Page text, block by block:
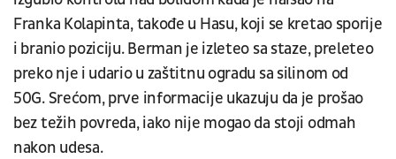
Franka Kolapinta, takođe u Hasu, koji se kretao sporije
i branio poziciju. Berman je izleteo sa staze, preleteo
preko nje i udario u zaštitnu ogradu sa silinom od
50G. Srećom, prve informacije ukazuju da je prošao
bez težih povreda, iako nije mogao da stoji odmah
nakon udesa.